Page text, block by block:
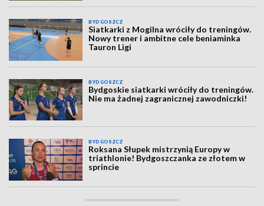
BYDGOSZCZ
Siatkarki z Mogilna wróciły do treningów.
Nowy trener i ambitne cele beniaminka
Tauron Ligi
BYDGOSZCZ
Bydgoskie siatkarki wróciły do treningów.
Nie ma żadnej zagranicznej zawodniczki!
BYDGOSZCZ
Roksana Słupek mistrzynią Europy w
triathlonie! Bydgoszczanka ze złotem w
sprincie